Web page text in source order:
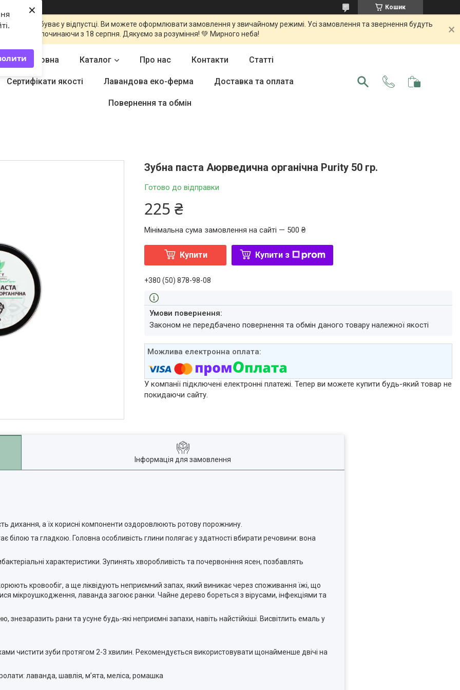
× Кошик
перебуває у відпустці. Ви можете оформлювати замовлення у звичайному режимі. Усі замовлення та звернення будуть
оброблені починаючи з 18 серпня. Дякуємо за розуміння! 💚 Мирного неба!
Головна Каталог Про нас Контакти Статті
Сертифікати якості Лавандова еко-ферма Доставка та оплата
Повернення та обмін
Зубна паста Аюрведична органічна Purity 50 гр.
Готово до відправки
225 ₴
Мінімальна сума замовлення на сайті — 500 ₴
Купити Купити з
+380 (50) 878-98-08
Законом не передбачено повернення та обмін даного товару належної якості
У компанії підключені електронні платежі. Тепер ви можете купити будь-який товар не
покидаючи сайту.
Інформація для замовлення
дихання, а їх корисні компоненти оздоровлюють ротову порожнину.
білою та гладкою. Головна особливість глини полягає у здатності вбирати речовини: вона
характеристики. Зупинять хворобливість та почервоніння ясен, позбавлять
кровообіг, а ще ліквідують неприємний запах, який виникає через споживання їжі, що
мікроушкодження, лаванда загоює ранки. Чайне дерево бореться з вірусами, інфекціями та
рани та усуне будь-які неприємні запахи, навіть найстійкіші. Висвітлить емаль у
чистити зуби протягом 2-3 хвилин. Рекомендується використовувати щонайменше двічі на
лаванда, шавлія, мʼята, меліса, ромашка